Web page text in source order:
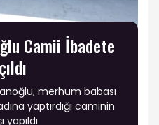
Camii İbadete
merhum babası
yaptırdığı caminin
yapıldı